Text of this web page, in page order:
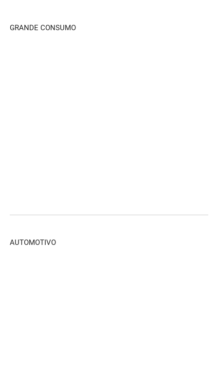
GRANDE CONSUMO
AUTOMOTIVO